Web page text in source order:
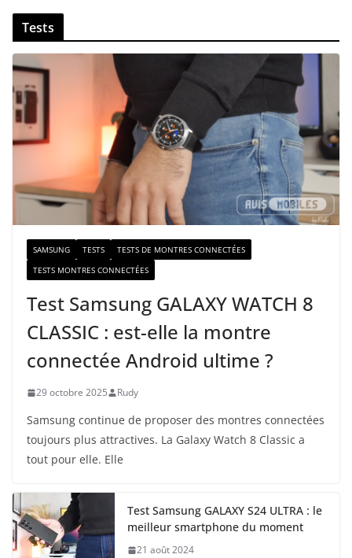
v
t
r
e
e
m
i
Tests
SAMSUNG TESTS
TESTS DE MONTRES CONNECTÉES
TESTS MONTRES CONNECTÉES
Test Samsung GALAXY WATCH 8
CLASSIC : est-elle la montre
connectée Android ultime ?
29 octobre 2025 Rudy
Samsung continue de proposer des montres connectées
toujours plus attractives. La Galaxy Watch 8 Classic a
tout pour elle. Elle
Test Samsung GALAXY S24 ULTRA : le
meilleur smartphone du moment
21 août 2024